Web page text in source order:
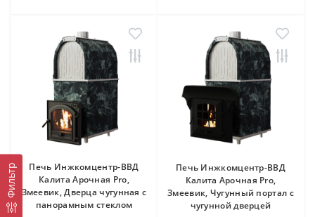
Фильтр
Печь Инжкомцентр-ВВД
Калита Арочная Pro,
Змеевик, Дверца чугунная с
панорамным стеклом
Печь Инжкомцентр-ВВД
Калита Арочная Pro,
Змеевик, Чугунный портал с
чугунной дверцей